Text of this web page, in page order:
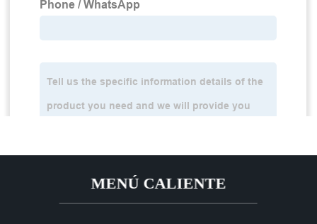
MENÚ CALIENTE